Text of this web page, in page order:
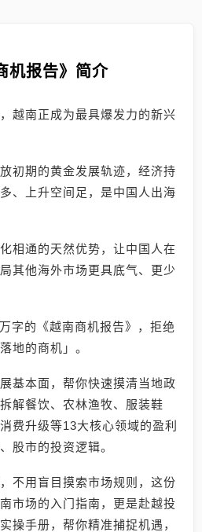
机报告》简介
越南正成为最具爆发力的新兴
初期的黄金发展轨迹，经济持
、上升空间足，是中国人出海
相通的天然优势，让中国人在
其他海外市场更具底气、更少
字的《越南商机报告》，拒绝
地的商机」。
基本面，帮你快速摸清当地政
解餐饮、农林渔牧、服装鞋
费升级等13大核心领域的盈利
股市的投资逻辑。
不用盲目摸索市场规则，这份
市场的入门指南，更是赴越投
操手册，帮你精准捕捉机遇，